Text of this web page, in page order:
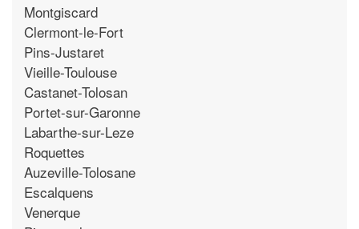
Montgiscard
Clermont-le-Fort
Pins-Justaret
Vieille-Toulouse
Castanet-Tolosan
Portet-sur-Garonne
Labarthe-sur-Leze
Roquettes
Auzeville-Tolosane
Escalquens
Venerque